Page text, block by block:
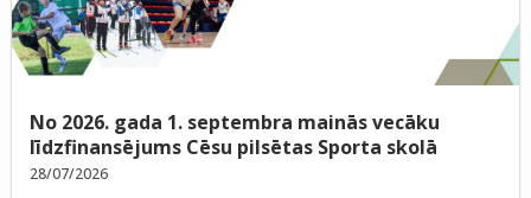
No 2026. gada 1. septembra mainās vecāku
līdzfinansējums Cēsu pilsētas Sporta skolā
28/07/2026